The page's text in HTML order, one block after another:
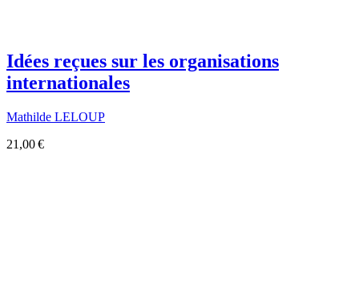
Idées reçues sur les organisations
internationales
Mathilde LELOUP
21,00 €